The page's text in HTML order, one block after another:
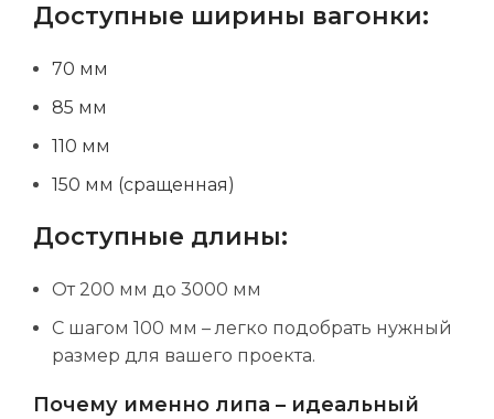
Доступные ширины вагонки:
70 мм
85 мм
110 мм
150 мм (сращенная)
Доступные длины:
От 200 мм до 3000 мм
С шагом 100 мм – легко подобрать нужный
размер для вашего проекта.
Почему именно липа – идеальный